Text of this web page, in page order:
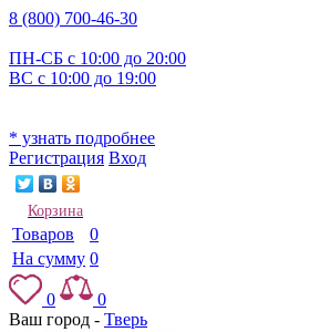
8 (800) 700-46-30
ПН-СБ с 10:00 до 20:00
ВС с 10:00 до 19:00
* узнать подробнее
Регистрация Вход
Корзина
Товаров
0
На сумму 0
0
0
Ваш город - Тверь